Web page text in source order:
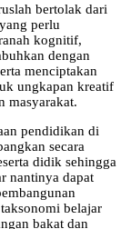
bertolak dari
perlu
kognitif,
dengan
menciptakan
ungkapan kreatif
masyarakat.
pendidikan di
secara
didik sehingga
nantinya dapat
belajar
bakat dan